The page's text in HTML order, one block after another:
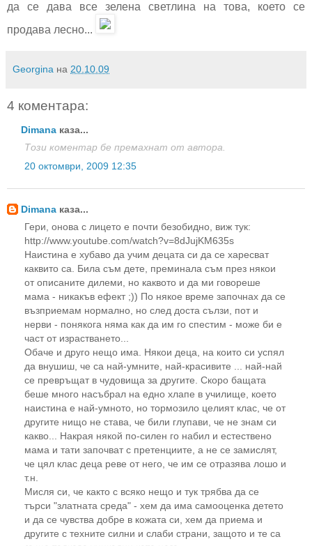
да се дава все зелена светлина на това, което се
продава лесно...
Georgina на 20.10.09
4 коментара:
Dimana каза...
Този коментар бе премахнат от автора.
20 октомври, 2009 12:35
Dimana каза...
Гери, онова с лицето е почти безобидно, виж тук:
http://www.youtube.com/watch?v=8dJujKM635s
Наистина е хубаво да учим децата си да се харесват
каквито са. Била съм дете, преминала съм през някои
от описаните дилеми, но каквото и да ми говореше
мама - никакъв ефект ;)) По някое време започнах да се
възприемам нормално, но след доста сълзи, пот и
нерви - понякога няма как да им го спестим - може би е
част от израстването...
Обаче и друго нещо има. Някои деца, на които си успял
да внушиш, че са най-умните, най-красивите ... най-най
се превръщат в чудовища за другите. Скоро бащата
беше много насъбрал на едно хлапе в училище, което
наистина е най-умното, но тормозило целият клас, че от
другите нищо не става, че били глупави, че не знам си
какво... Накрая някой по-силен го набил и естествено
мама и тати започват с претенциите, а не се замислят,
че цял клас деца реве от него, че им се отразява лошо и
т.н.
Мисля си, че както с всяко нещо и тук трябва да се
търси "златната среда" - хем да има самооценка детето
и да се чувства добре в кожата си, хем да приема и
другите с техните силни и слаби страни, защото и те са